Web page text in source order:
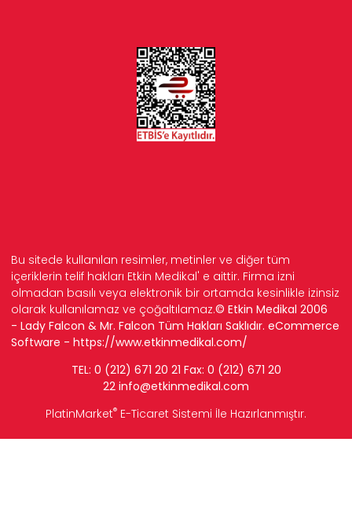
Bu sitede kullanılan resimler, metinler ve diğer tüm
içeriklerin telif hakları Etkin Medikal' e aittir. Firma izni
olmadan basılı veya elektronik bir ortamda kesinlikle izinsiz
olarak kullanılamaz ve çoğaltılamaz.© Etkin Medikal 2006
- Lady Falcon & Mr. Falcon Tüm Hakları Saklıdır. eCommerce
Software - https://www.etkinmedikal.com/
TEL: 0 (212) 671 20 21 Fax: 0 (212) 671 20
22 info@etkinmedikal.com
PlatinMarket® E-Ticaret Sistemi İle Hazırlanmıştır.